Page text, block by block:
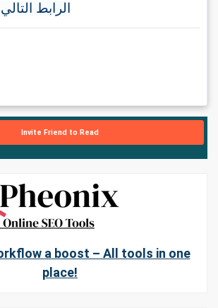
الرابط
Invite Friend to Read
a boost – All tools in one
place!